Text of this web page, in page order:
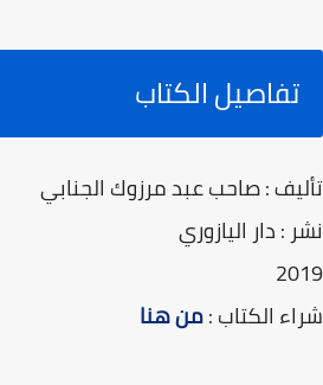
تفاصيل الكتاب
تأليف : صاحب عبد مرزوك الجنابي
نشر : دار اليازوري
2019
شراء الكتاب :من هنا